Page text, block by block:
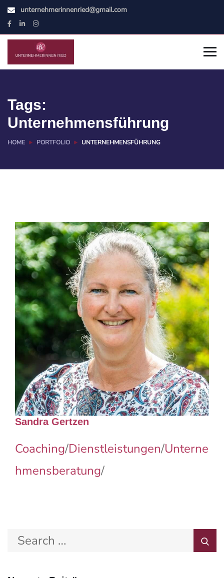
unternehmerinnenried@gmail.com
Tags:
Unternehmensführung
HOME PORTFOLIO UNTERNEHMENSFÜHRUNG
Sandra Gertzen
Coaching/Dienstleistungen/Unterne
hmensberatung/